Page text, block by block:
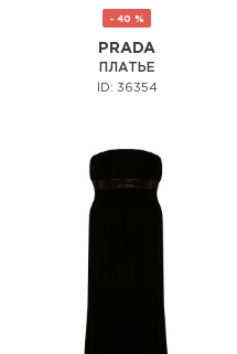
- 40 %
PRADA
ПЛАТЬЕ
ID: 36354